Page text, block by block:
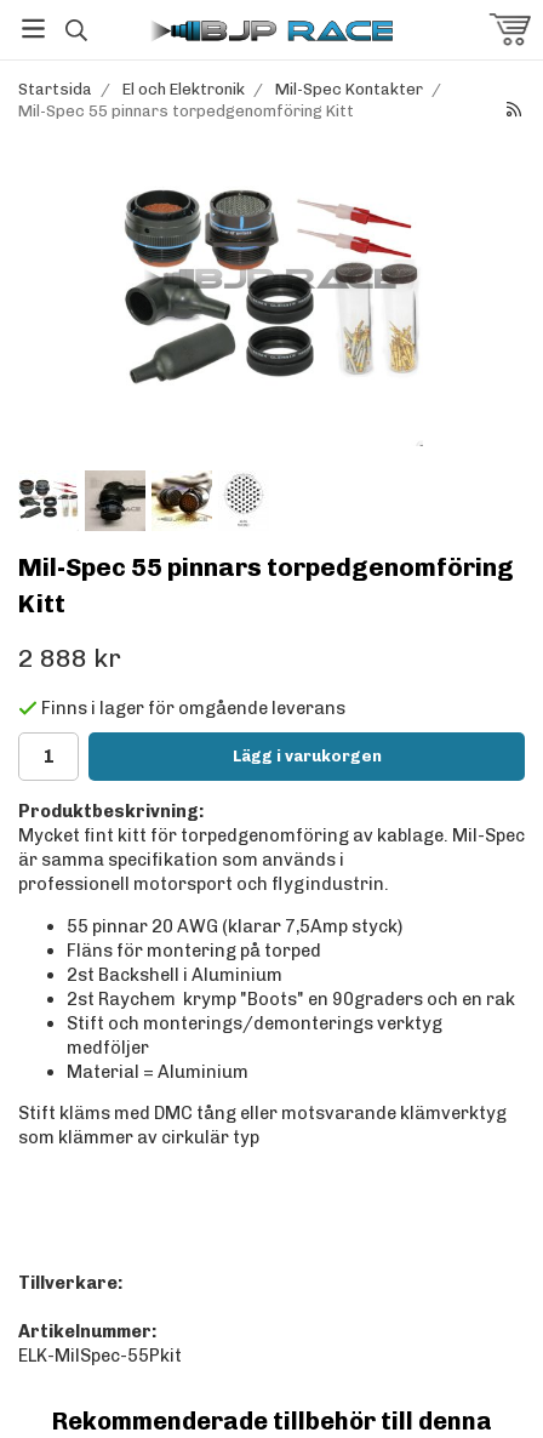
Startsida / El och Elektronik / Mil-Spec Kontakter /
Mil-Spec 55 pinnars torpedgenomföring Kitt
Mil-Spec 55 pinnars torpedgenomföring
Kitt
2 888 kr
Finns i lager för omgående leverans
Lägg i varukorgen
Produktbeskrivning:
Mycket fint kitt för torpedgenomföring av kablage. Mil-Spec
är samma specifikation som används i
professionell motorsport och flygindustrin.
55 pinnar 20 AWG (klarar 7,5Amp styck)
Fläns för montering på torped
2st Backshell i Aluminium
2st Raychem krymp "Boots" en 90graders och en rak
Stift och monterings/demonterings verktyg
medföljer
Material = Aluminium
Stift kläms med DMC tång eller motsvarande klämverktyg
som klämmer av cirkulär typ
Tillverkare:
Artikelnummer:
ELK-MilSpec-55Pkit
Rekommenderade tillbehör till denna